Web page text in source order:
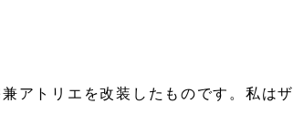
アトリエを改装したものです。私はザ